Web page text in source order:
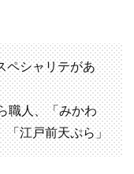
ペシャリテがあ
職人、「みかわ
「江戸前天ぷら」